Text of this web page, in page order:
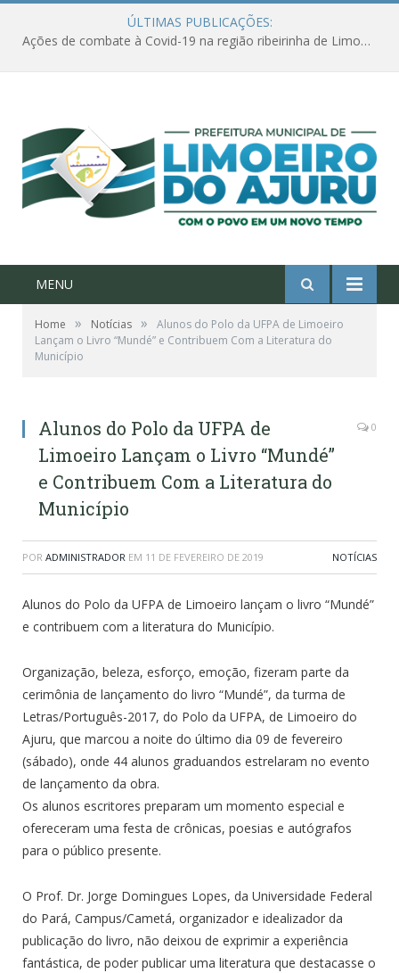
ÚLTIMAS PUBLICAÇÕES:
Ações de combate à Covid-19 na região ribeirinha de Limoeiro do Ajuru continuam
MENU
Home » Notícias »
Alunos do Polo da UFPA de Limoeiro
Lançam o Livro “Mundé” e Contribuem Com a Literatura do
Município
Alunos do Polo da UFPA de
Limoeiro Lançam o Livro “Mundé”
e Contribuem Com a Literatura do
Município
0
POR ADMINISTRADOR EM 11 DE FEVEREIRO DE 2019 NOTÍCIAS
Alunos do Polo da UFPA de Limoeiro lançam o livro “Mundé”
e contribuem com a literatura do Município.
Organização, beleza, esforço, emoção, fizeram parte da
cerimônia de lançamento do livro “Mundé”, da turma de
Letras/Português-2017, do Polo da UFPA, de Limoeiro do
Ajuru, que marcou a noite do último dia 09 de fevereiro
(sábado), onde 44 alunos graduandos estrelaram no evento
de lançamento da obra.
Os alunos escritores preparam um momento especial e
ofereceram uma festa de crônicas, poesias e autógrafos
para o público presente.
O Prof. Dr. Jorge Domingues Lopes, da Universidade Federal
do Pará, Campus/Cametá, organizador e idealizador da
publicação do livro, não deixou de exprimir a experiência
fantástica, de poder publicar uma literatura que destacasse o